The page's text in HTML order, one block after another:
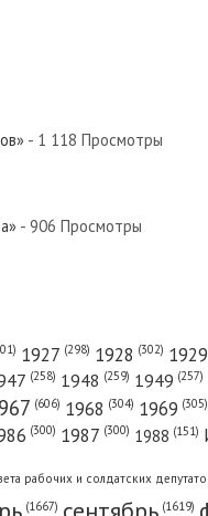
- 1 118 Просмотры
- 906 Просмотры
1927 (298) 1928 (302) 1929
(258) 1948 (259) 1949 (257)
(606) 1968 (304) 1969 (305)
(300) 1987 (300) 1988 (151)
рабочих и солдатских
(1667) (1619)